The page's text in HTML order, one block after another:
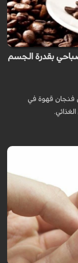
بقدرة الجسم
فنجان قهوة في